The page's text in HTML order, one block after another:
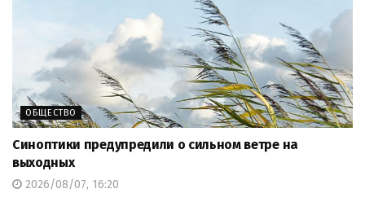
ОБЩЕСТВО
Синоптики предупредили о сильном ветре на
выходных
2026/08/07, 16:20